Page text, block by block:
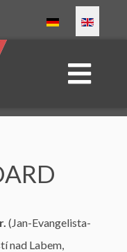
(Jan-Evangelista-
nad Labem,